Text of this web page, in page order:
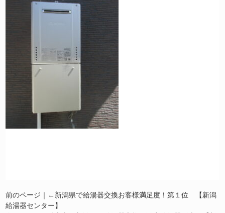
前のページ｜←新潟県で給湯器交換お客様満足度！第１位 【新潟
給湯器センター】